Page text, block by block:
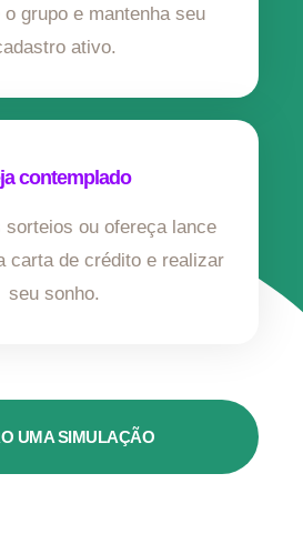
o grupo e mantenha seu
ativo.
contemplado
sorteios ou ofereça lance
carta de crédito e realizar
seu sonho.
UMA SIMULAÇÃO